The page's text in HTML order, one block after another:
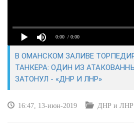
ПРОИСШЕСТВИЯ
0:00 / 0:00
В ОМАНСКОМ ЗАЛИВЕ
ТАНКЕРА: ОДИН ИЗ
ЗАТОНУЛ - «ДНР И ЛНР»
16:47, 13-июн-2019 ДНР и ЛНР